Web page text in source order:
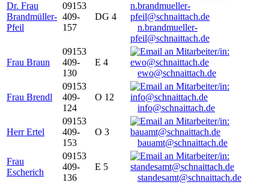
Dr. Frau
Brandmüller-
Pfeil
09153
409-
157
DG 4
n.brandmueller-
pfeil@schnaittach.de
Frau Braun
09153
409-
130
E 4
ewo@schnaittach.de
Frau Brendl
09153
409-
124
O 12
info@schnaittach.de
Herr Ertel
09153
409-
153
O 3
bauamt@schnaittach.de
Frau
Escherich
09153
409-
136
E 5
standesamt@schnaittach.de